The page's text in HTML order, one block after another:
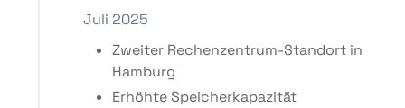
Juli 2025
Zweiter Rechenzentrum-Standort in
Hamburg
Erhöhte Speicherkapazität